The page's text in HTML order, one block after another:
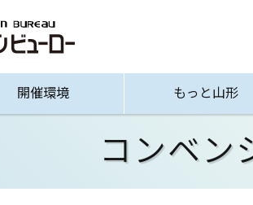
開催環境 もっと山形
コンベン